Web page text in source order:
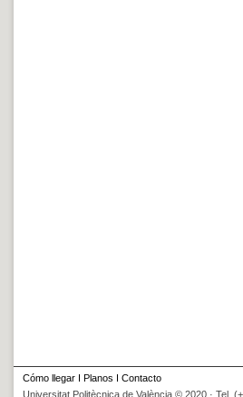
Cómo llegar I Planos I Contacto
Universitat Politècnica de València © 2020 · Tel.